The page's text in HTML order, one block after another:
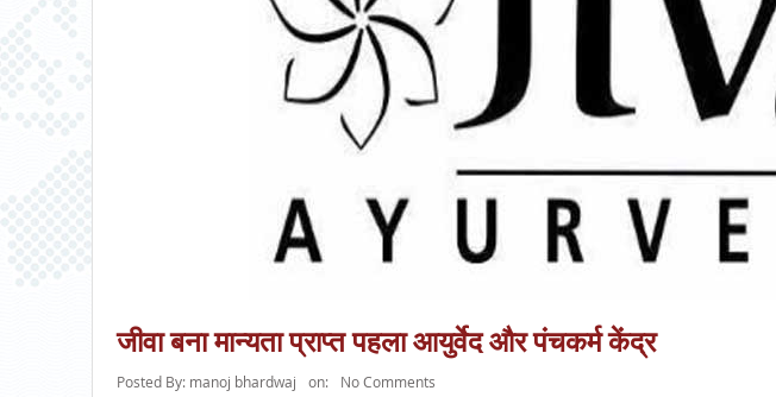
जीवा बना मान्यता प्राप्त पहला आयुर्वेद और पंचकर्म केंद्र
Posted By: manoj bhardwaj on: No Comments